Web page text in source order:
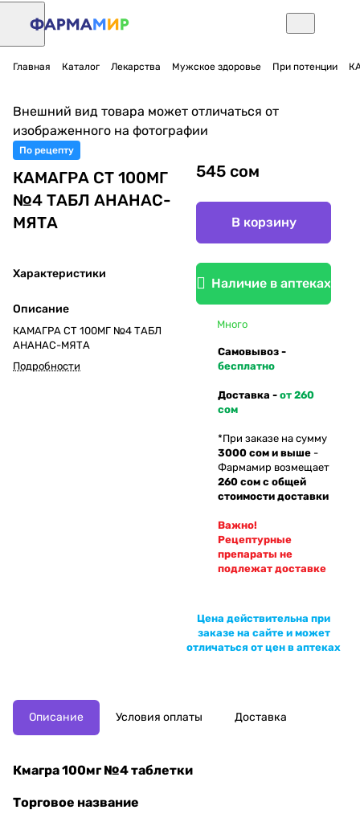
Главная Каталог Лекарства Мужское здоровье При потенции
Внешний вид товара может отличаться от
изображенного на фотографии
По рецепту
КАМАГРА СТ 100МГ
№4 ТАБЛ АНАНАС-
МЯТА
Характеристики
Описание
КАМАГРА СТ 100МГ №4 ТАБЛ
АНАНАС-МЯТА
Подробности
545 сом
В корзину
Наличие в аптеках
Много
Самовывоз -
бесплатно
Доставка - от 260
сом
*При заказе на сумму
3000 сом и выше -
Фармамир возмещает
260 сом с общей
стоимости доставки
Важно!
Рецептурные
препараты не
подлежат доставке
Цена действительна при
заказе на сайте и может
отличаться от цен в аптеках
Описание Условия оплаты Доставка
Кмагра 100мг №4 таблетки
Торговое название